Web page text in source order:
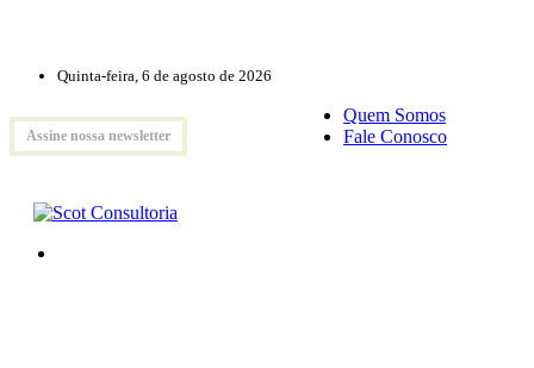
Quinta-feira, 6 de agosto de 2026
Assine nossa newsletter
Quem Somos
Fale Conosco